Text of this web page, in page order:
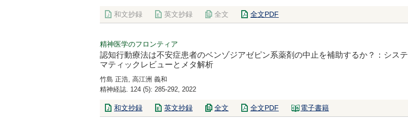
和文抄録 英文抄録 全文 全文PDF
精神医学のフロンティア
認知行動療法は不安症患者のベンゾジアゼピン系薬剤の中止を補助するか？：システ
マティックレビューとメタ解析
竹島 正浩, 高江洲 義和
精神経誌. 124 (5): 285-292, 2022
和文抄録 英文抄録 全文 全文PDF 電子書籍